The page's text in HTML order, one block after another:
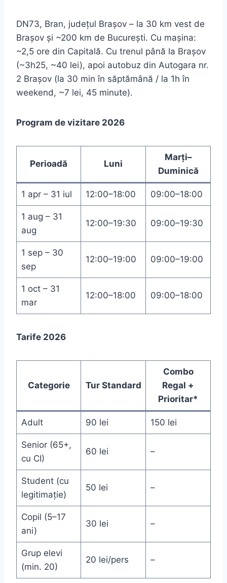
DN73, Bran, județul Brașov – la 30 km vest de
Brașov și ~200 km de București. Cu mașina:
~2,5 ore din Capitală. Cu trenul până la Brașov
(~3h25, ~40 lei), apoi autobuz din Autogara nr.
2 Brașov (la 30 min în săptămână / la 1h în
weekend, ~7 lei, 45 minute).
Program de vizitare 2026
Perioadă Luni
Marți–
Duminică
1 apr – 31 iul 12:00–18:00 09:00–18:00
1 aug – 31
aug
12:00–19:30 09:00–19:30
1 sep – 30
sep
12:00–19:00 09:00–19:00
1 oct – 31
mar
12:00–18:00 09:00–18:00
Tarife 2026
Categorie Tur Standard
Combo
Regal +
Prioritar*
Adult 90 lei 150 lei
Senior (65+,
cu CI)
60 lei –
Student (cu
legitimație)
50 lei –
Copil (5–17
ani)
30 lei –
Grup elevi
(min. 20)
20 lei/pers –